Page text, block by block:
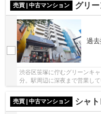
売買 | 中古マンション
グリ
過
渋谷区笹塚に佇むグリーンキ
分。駅周辺に深夜まで営業し
等があり生活環境が整ってい
売買 | 中古マンション
シャ